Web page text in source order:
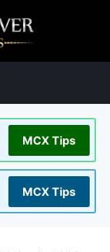
MCX Tips
MCX Tips